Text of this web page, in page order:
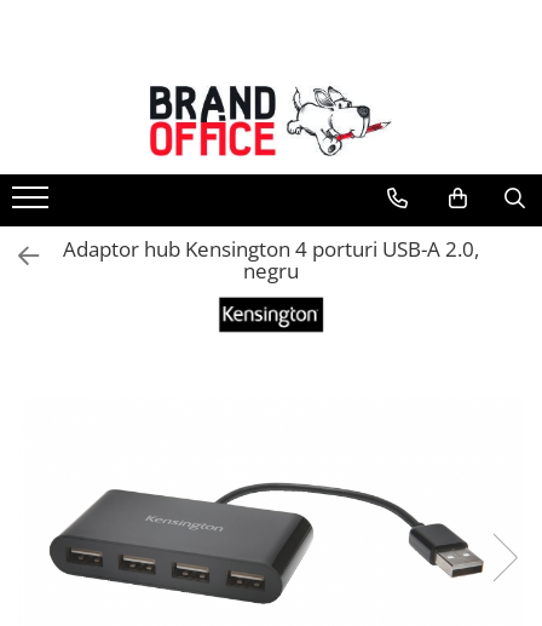
Unitate Protejata - PRODUCTIE
Hartie copiator si produse
tipografice
Produse consumabile din hartie
Detergenti si dezinfectanti
Saci menajeri (Unitate Protejata)
Hartie si articole din hartie
Bibliorafturi, caiete mecanice,
separatoare
Capsatoare, capse si perforatoare
Adaptor hub Kensington 4 porturi USB-A 2.0,
negru